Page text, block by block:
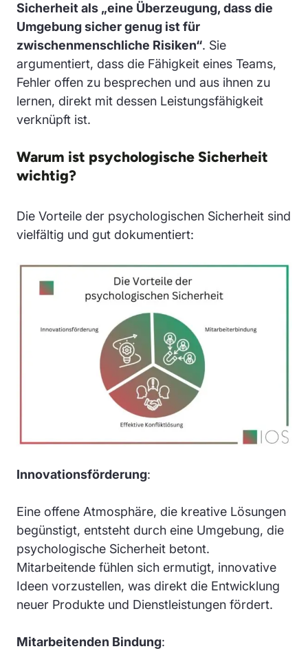
Sicherheit als „eine Überzeugung, dass die
Umgebung sicher genug ist für
zwischenmenschliche Risiken“. Sie
argumentiert, dass die Fähigkeit eines Teams,
Fehler offen zu besprechen und aus ihnen zu
lernen, direkt mit dessen Leistungsfähigkeit
verknüpft ist.
Warum ist psychologische Sicherheit
wichtig?
Die Vorteile der psychologischen Sicherheit sind
vielfältig und gut dokumentiert:
Innovationsförderung:
Eine offene Atmosphäre, die kreative Lösungen
begünstigt, entsteht durch eine Umgebung, die
psychologische Sicherheit betont.
Mitarbeitende fühlen sich ermutigt, innovative
Ideen vorzustellen, was direkt die Entwicklung
neuer Produkte und Dienstleistungen fördert.
Mitarbeitenden Bindung: